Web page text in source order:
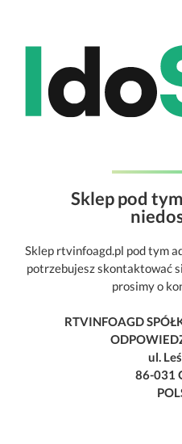
Sklep pod
Sklep rtvinfoagd.pl pod tym
potrzebujesz skontaktować
prosimy o
RTVINFOAGD
ul.
86-031